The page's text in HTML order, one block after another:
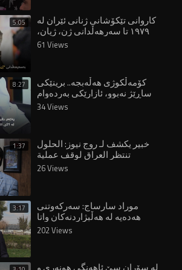
5:05 کاروانی تێکۆشانی ژنانی ئێران لە
١٩٧٩ تا سەرهەڵدانی ژن، ژیان،
ئازادیی
61 Views
8:27 کۆمەڵکوژی هەڵەبجە.. برینێکى
ساڕێژ نەبوو، ئازارێکی بەردەوام
34 Views
1:37 ⁣خبير يكشف لـ روج نيوز: الحلول
تنتظر العراق لوقف عملية
التجفيف التي ترتكبها تركيا
26 Views
3:17 موراد سارساج: سەرکەوتنی
هەدەپە لە هەڵبژاردنەکان واتا
سەرکەوتن بەسەر دیکتاتۆرییەت
202 Views